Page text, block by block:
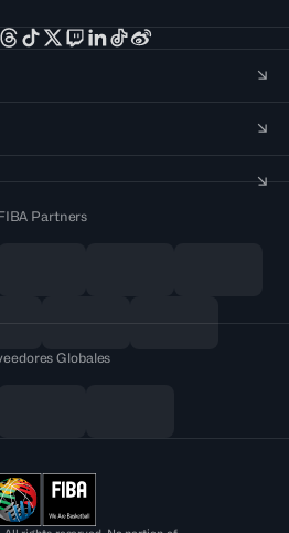
Partners
Globales